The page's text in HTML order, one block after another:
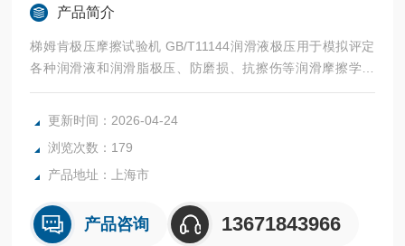
产品简介
梯姆肯极压摩擦试验机 GB/T11144润滑液极压用于模拟评定
各种润滑液和润滑脂极压、防磨损、抗擦伤等润滑摩擦学性
能。
更新时间：2026-04-24
浏览次数：179
产品地址：上海市
产品咨询 13671843966